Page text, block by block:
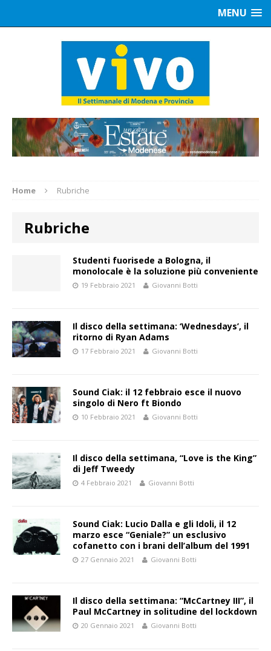
MENU
Home Rubriche
Rubriche
Studenti fuorisede a Bologna, il
monolocale è la soluzione più conveniente
19 Febbraio 2021 Giovanni Botti
Il disco della settimana: ‘Wednesdays’, il
ritorno di Ryan Adams
17 Febbraio 2021 Giovanni Botti
Sound Ciak: il 12 febbraio esce il nuovo
singolo di Nero ft Biondo
10 Febbraio 2021 Giovanni Botti
Il disco della settimana, “Love is the King”
di Jeff Tweedy
4 Febbraio 2021 Giovanni Botti
Sound Ciak: Lucio Dalla e gli Idoli, il 12
marzo esce “Geniale?” un esclusivo
cofanetto con i brani dell’album del 1991
27 Gennaio 2021 Giovanni Botti
Il disco della settimana: “McCartney III”, il
Paul McCartney in solitudine del lockdown
20 Gennaio 2021 Giovanni Botti